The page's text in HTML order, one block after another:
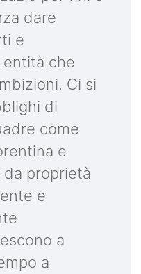
dare
e
entità che
Ci si
di
come
e
da proprietà
e
a
a